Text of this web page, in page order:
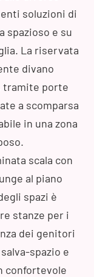
soluzioni di
spazioso e su
La riservata
divano
tramite porte
a scomparsa
in una zona
scala con
al piano
spazi è
stanze per i
dei genitori
spazio e
confortevole